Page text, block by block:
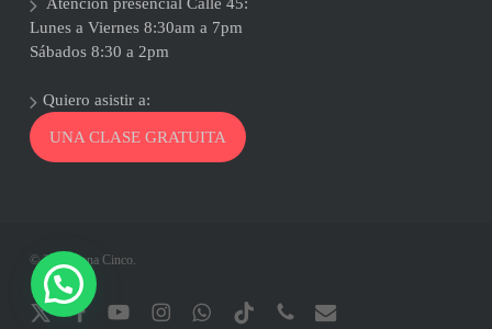
Lunes a Viernes 8:30am a 7pm
Sábados 8:30 a 2pm
Quiero asistir a:
UNA CLASE GRATUITA
© 2026 Zona Cinco.
x-
facebookyoutube instagramwhatsapptiktok phone email